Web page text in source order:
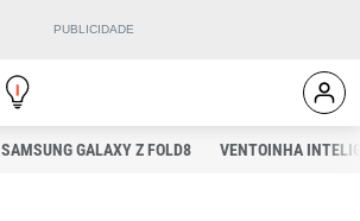
SAMSUNG GALAXY Z FOLD8 VENTOINHA